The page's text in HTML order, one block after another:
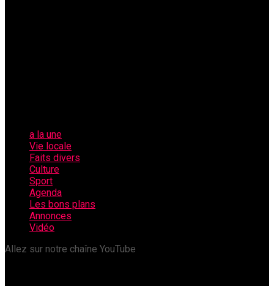
a la une
Vie locale
Faits divers
Culture
Sport
Agenda
Les bons plans
Annonces
Vidéo
Allez sur notre chaîne YouTube